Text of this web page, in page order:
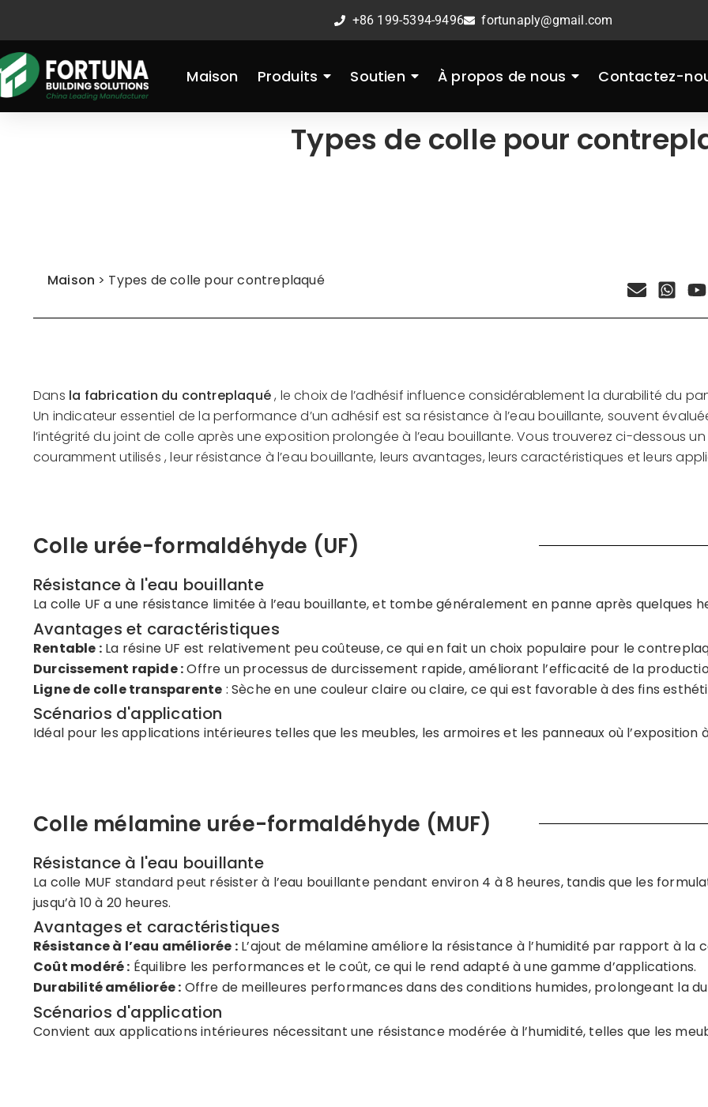
contenu
+86 199-5394-9496 fortunaply@gmail.com
Maison Produits Soutien À propos de nous Contactez-
Types de colle pour
Maison > Types de colle pour contreplaqué
Dans la fabrication du contreplaqué, le choix de l’adhésif influence considérablement la durabilité du
Un indicateur essentiel de la performance d’un adhésif est sa résistance à l’eau bouillante, souvent
l’intégrité du joint de colle après une exposition prolongée à l’eau bouillante. Vous trouverez ci-dessous
couramment utilisés , leur résistance à l’eau bouillante, leurs avantages, leurs caractéristiques et leurs
Colle urée-formaldéhyde (UF)
Résistance à l'eau bouillante
La colle UF a une résistance limitée à l’eau bouillante, et tombe généralement en panne après quelques
Avantages et caractéristiques
Rentable : La résine UF est relativement peu coûteuse, ce qui en fait un choix populaire pour le
Durcissement rapide :Offre un processus de durcissement rapide, améliorant l’efficacité de la
Ligne de colle transparente : Sèche en une couleur claire ou claire, ce qui est favorable à des fins
Scénarios d'application
Idéal pour les applications intérieures telles que les meubles, les armoires et les panneaux où l’exposition
Colle mélamine urée-formaldéhyde (MUF)
Résistance à l'eau bouillante
La colle MUF standard peut résister à l’eau bouillante pendant environ 4 à 8 heures, tandis que les
jusqu’à 10 à 20 heures. ​
Avantages et caractéristiques
Résistance à l’eau améliorée : L’ajout de mélamine améliore la résistance à l’humidité par rapport à la
Coût modéré : Équilibre les performances et le coût, ce qui le rend adapté à une gamme d’applications.
Durabilité améliorée : Offre de meilleures performances dans des conditions humides, prolongeant la
Scénarios d'application
Convient aux applications intérieures nécessitant une résistance modérée à l’humidité, telles que les